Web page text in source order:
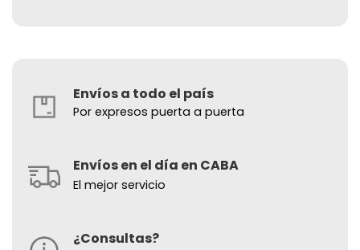
Envíos a todo el país
Por expresos puerta a puerta
Envíos en el día en CABA
El mejor servicio
¿Consultas?